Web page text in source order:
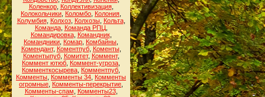
Коленкор, Коллективизация,
Колокольчики Коломбо Колония
Колумбия, Колхоз, Колхозы, Кольта,
Команда, Команда РПЦ
Командировка, Командник,
Командники Комар Комбайны
Комендант, Коментпуб, Коменты,
Коментыпуб, Комитет, Коммент,
Коммент ютюб Коммент-угроза
Комменткосырева Комментпуб
Комменты Комменты 34 Комменты
огромные Комменты-перекрытие
Комменты-спам
Комменты23,